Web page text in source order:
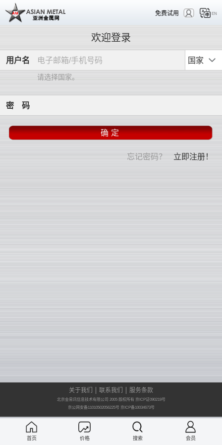
免费试用 EN
欢迎登录
用户名 国家
请选择国家。
密 码
忘记密码？ 立即注册！
首页 价格 搜索 会员
关于我们 联系我们 服务条款
北京金易讯信息技术有限公司 2005 版权所有 京ICP证090219号
京公网安备11010502056225号京ICP备10034673号